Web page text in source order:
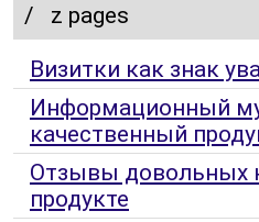
/
z pages
Визитки как знак
Информационный
качественный
Отзывы довольных
продукте